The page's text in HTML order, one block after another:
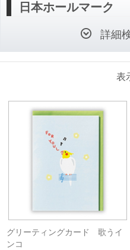
日本ホールマーク
詳細
グリーティングカード 歌うイ
ンコ